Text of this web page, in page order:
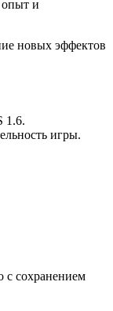
опыт и
новых эффектов
1.6.
игры.
с сохранением